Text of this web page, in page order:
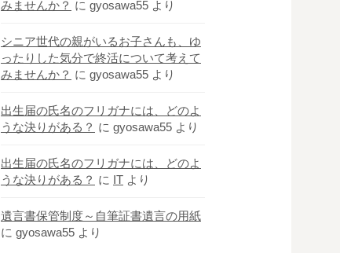
みませんか？ に gyosawa55 より
シニア世代の親がいるお子さんも、ゆ
ったりした気分で終活について考えて
みませんか？ に gyosawa55 より
出生届の氏名のフリガナには、どのよ
うな決りがある？ に gyosawa55 より
出生届の氏名のフリガナには、どのよ
うな決りがある？ に IT より
遺言書保管制度～自筆証書遺言の用紙
に gyosawa55 より